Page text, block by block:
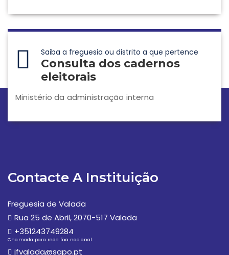
Saiba a freguesia ou distrito a que pertence
Consulta dos cadernos
eleitorais
Ministério da administração interna
Contacte A Instituição
Freguesia de Valada
Rua 25 de Abril, 2070-517 Valada
+351243749284
Chamada para rede fixa nacional
jfvalada@sapo.pt